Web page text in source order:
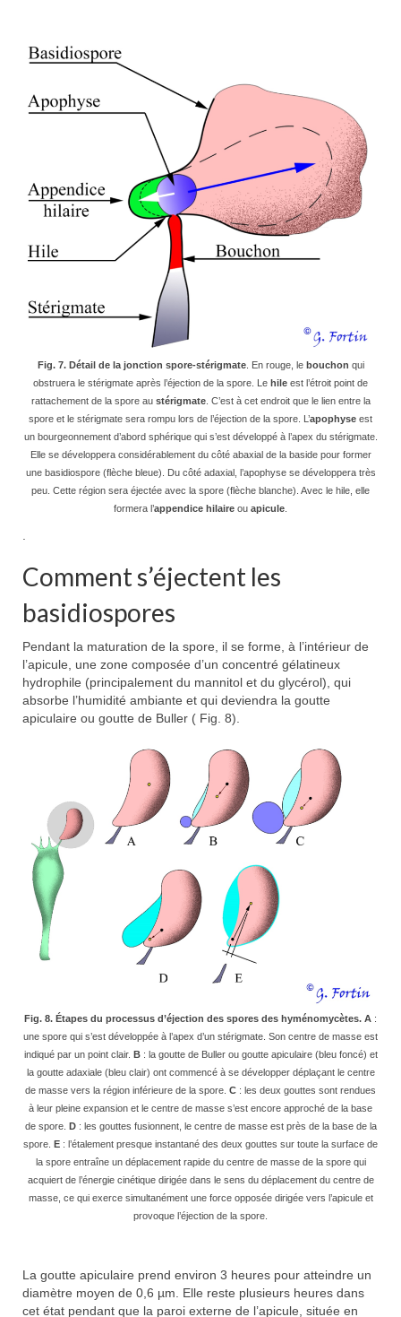
Fig. 7. Détail de la jonction spore-stérigmate. En rouge, le bouchon qui
obstruera le stérigmate après l’éjection de la spore. Le hile est l’étroit point de
rattachement de la spore au stérigmate. C’est à cet endroit que le lien entre la
spore et le stérigmate sera rompu lors de l’éjection de la spore. L’apophyse est
un bourgeonnement d’abord sphérique qui s’est développé à l’apex du stérigmate.
Elle se développera considérablement du côté abaxial de la baside pour former
une basidiospore (flèche bleue). Du côté adaxial, l’apophyse se développera très
peu. Cette région sera éjectée avec la spore (flèche blanche). Avec le hile, elle
formera l’appendice hilaire ou apicule
Comment s’éjectent les
basidiospores
Pendant la maturation de la spore, il se forme, à l’intérieur de
l’apicule, une zone composée d’un concentré gélatineux
hydrophile (principalement du mannitol et du glycérol), qui
absorbe l’humidité ambiante et qui deviendra la goutte
apiculaire ou goutte de Buller ( Fig. 8).
Fig. 8. Étapes du processus d’éjection des spores des hyménomycètes. A :
une spore qui s’est développée à l’apex d’un stérigmate. Son centre de masse est
indiqué par un point clair. B: la goutte de Buller ou goutte apiculaire (bleu foncé) et
la goutte adaxiale (bleu clair) ont commencé à se développer déplaçant le centre
de masse vers la région inférieure de la spore. C : les deux gouttes sont rendues
à leur pleine expansion et le centre de masse s’est encore approché de la base
de spore. D: les gouttes fusionnent, le centre de masse est près de la base de la
spore. E : l’étalement presque instantané des deux gouttes sur toute la surface de
la spore entraîne un déplacement rapide du centre de masse de la spore qui
acquiert de l’énergie cinétique dirigée dans le sens du déplacement du centre de
masse, ce qui exerce simultanément une force opposée dirigée vers l’apicule et
provoque l’éjection de la spore.
La goutte apiculaire prend environ 3 heures pour atteindre un
diamètre moyen de 0,6 µm. Elle reste plusieurs heures dans
cet état pendant que la paroi externe de l’apicule, située en